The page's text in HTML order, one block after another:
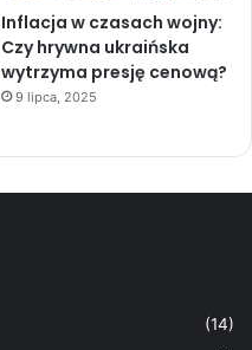
Inflacja w czasach wojny:
Czy hrywna ukraińska
wytrzyma presję cenową?
9 lipca, 2025
(14)